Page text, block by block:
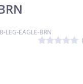
LEG-EAGLE-BRN